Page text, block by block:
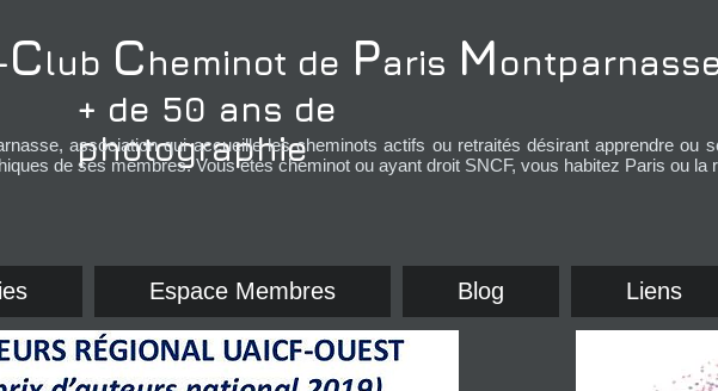
+ de 50 ans de
photographie
Club Cheminot de Paris M
association quiaccueille les cheminots actifs ou retraités désirant apprendre ou
de ses membres. Vous êtes cheminot ou ayant droit SNCF, vous habitez Paris ou la
Espace Membres Blog Liens